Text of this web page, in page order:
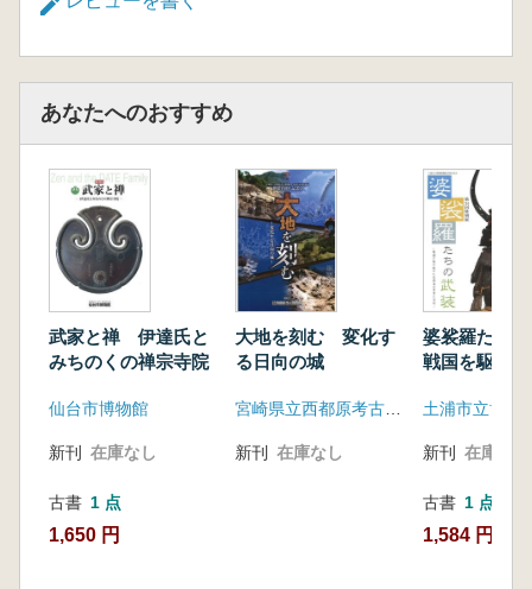
あなたへのおすすめ
武家と禅 伊達氏と
みちのくの禅宗寺院
仙台市博物館
新刊 在庫なし
古書 1 点
1,650 円
大地を刻む 変化す
る日向の城
新刊 在庫なし
婆裟羅たち
戦国を駆け
土浦市立博物
新刊 在庫なし
古書 1 点
1,584 円